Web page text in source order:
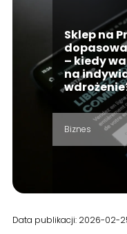
Sklep na
– kiedy
na
Biznes
Data publikacji: 2026-02-